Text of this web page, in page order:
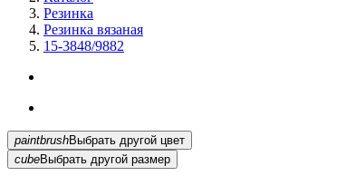
Резинка
Резинка вязаная
15-3848/9882
paintbrush
Выбрать другой цвет
cubeВыбрать другой размер